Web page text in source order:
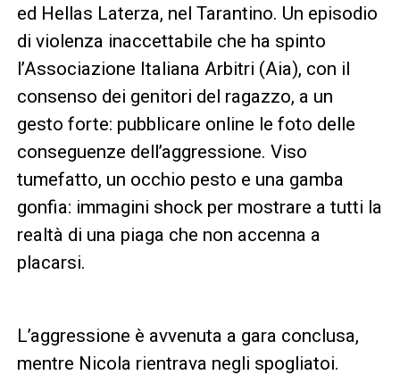
ed Hellas Laterza, nel Tarantino. Un episodio
di violenza inaccettabile che ha spinto
l’Associazione Italiana Arbitri (Aia), con il
consenso dei genitori del ragazzo, a un
gesto forte: pubblicare online le foto delle
conseguenze dell’aggressione. Viso
tumefatto, un occhio pesto e una gamba
gonfia: immagini shock per mostrare a tutti la
realtà di una piaga che non accenna a
placarsi.
L’aggressione è avvenuta a gara conclusa,
mentre Nicola rientrava negli spogliatoi.